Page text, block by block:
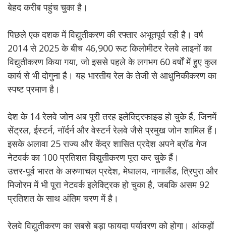
बेहद करीब पहुंच चुका है।
पिछले एक दशक में विद्युतीकरण की रफ्तार अभूतपूर्व रही है। वर्ष
2014 से 2025 के बीच 46,900 रूट किलोमीटर रेलवे लाइनों का
विद्युतीकरण किया गया, जो इससे पहले के लगभग 60 वर्षों में हुए कुल
कार्य से भी दोगुना है। यह भारतीय रेल के तेजी से आधुनिकीकरण का
स्पष्ट प्रमाण है।
देश के 14 रेलवे जोन अब पूरी तरह इलेक्ट्रिफाइड हो चुके हैं, जिनमें
सेंट्रल, ईस्टर्न, नॉर्दर्न और वेस्टर्न रेलवे जैसे प्रमुख जोन शामिल हैं।
इसके अलावा 25 राज्य और केंद्र शासित प्रदेश अपने ब्रॉड गेज
नेटवर्क का 100 प्रतिशत विद्युतीकरण पूरा कर चुके हैं।
उत्तर-पूर्व भारत के अरुणाचल प्रदेश, मेघालय, नागालैंड, त्रिपुरा और
मिजोरम में भी पूरा नेटवर्क इलेक्ट्रिक हो चुका है, जबकि असम 92
प्रतिशत के साथ अंतिम चरण में है।
रेलवे विद्युतीकरण का सबसे बड़ा फायदा पर्यावरण को होगा। आंकड़ों